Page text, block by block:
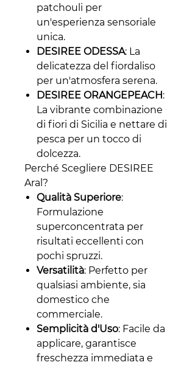
patchouli per
un'esperienza sensoriale
unica.
DESIREE ODESSA: La
delicatezza del fiordaliso
per un'atmosfera serena.
DESIREE ORANGEPEACH:
La vibrante combinazione
di fiori di Sicilia e nettare di
pesca per un tocco di
dolcezza.
Perché Scegliere DESIREE
Aral?
Qualità Superiore:
Formulazione
superconcentrata per
risultati eccellenti con
pochi spruzzi.
Versatilità: Perfetto per
qualsiasi ambiente, sia
domestico che
commerciale.
Semplicità d'Uso: Facile da
applicare, garantisce
freschezza immediata e